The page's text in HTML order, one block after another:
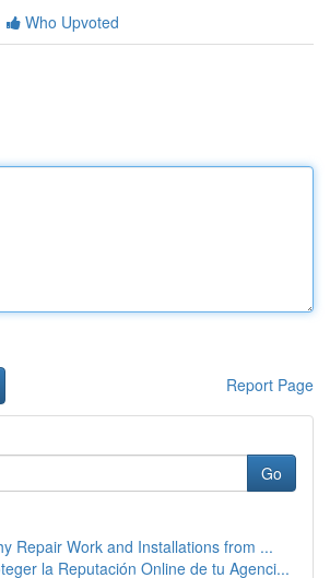
Who Upvoted
Report Page
Go
Repair Work and Installations from ...
la Reputación Online de tu Agenci...